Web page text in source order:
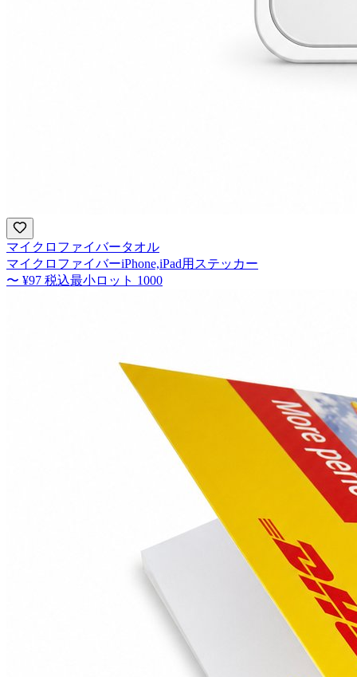
マイクロファイバータオル
マイクロファイバーiPhone,iPad用ステッカー
〜 ¥97 税込最小ロット 1000